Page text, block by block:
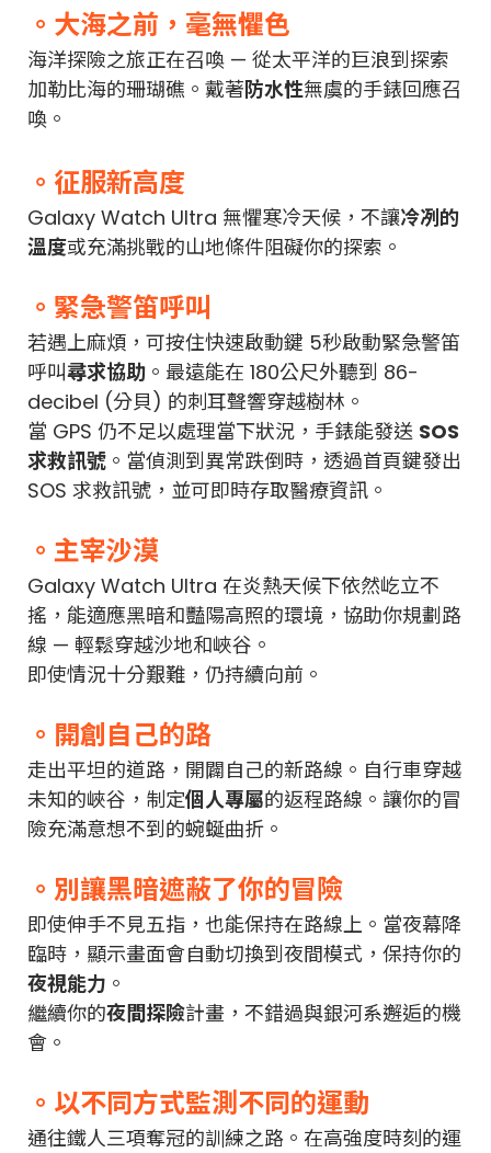
。大海之前，毫無懼色
海洋探險之旅正在召喚 — 從太平洋的巨浪到探索
加勒比海的珊瑚礁。戴著防水性無虞的手錶回應召
喚。
。征服新高度
Galaxy Watch Ultra 無懼寒冷天候，不讓冷冽的
溫度或充滿挑戰的山地條件阻礙你的探索。
。緊急警笛呼叫
若遇上麻煩，可按住快速啟動鍵 5秒啟動緊急警笛
呼叫尋求協助 。最遠能在 180公尺外聽到 86-
decibel (分貝) 的刺耳聲響穿越樹林。
當 GPS 仍不足以處理當下狀況，手錶能發送 SOS
求救訊號 。當偵測到異常跌倒時，透過首頁鍵發出
SOS 求救訊號，並可即時存取醫療資訊。
。主宰沙漠
Galaxy Watch Ultra 在炎熱天候下依然屹立不
搖，能適應黑暗和豔陽高照的環境，協助你規劃路
線 — 輕鬆穿越沙地和峽谷。
即使情況十分艱難，仍持續向前。
。 開創自己的路
走出平坦的道路，開闢自己的新路線。自行車穿越
未知的峽谷，制定個人專屬的返程路線。讓你的冒
險充滿意想不到的蜿蜒曲折。
。別讓黑暗遮蔽了你的冒險
即使伸手不見五指，也能保持在路線上。當夜幕降
臨時，顯示畫面會自動切換到夜間模式，保持你的
夜視能力 。
繼續你的夜間探險計畫，不錯過與銀河系邂逅的機
會。
。以不同方式監測不同的運動
通往鐵人三項奪冠的訓練之路。在高強度時刻的運